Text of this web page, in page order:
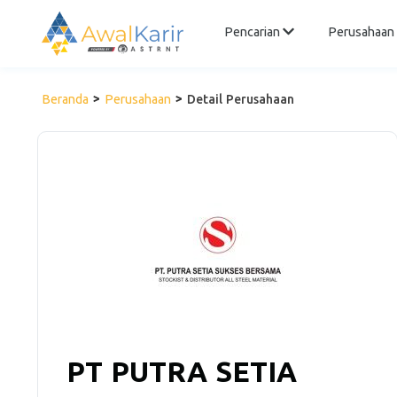
Pencarian Perusahaan
Beranda Perusahaan Detail Perusahaan
PT PUTRA SETIA